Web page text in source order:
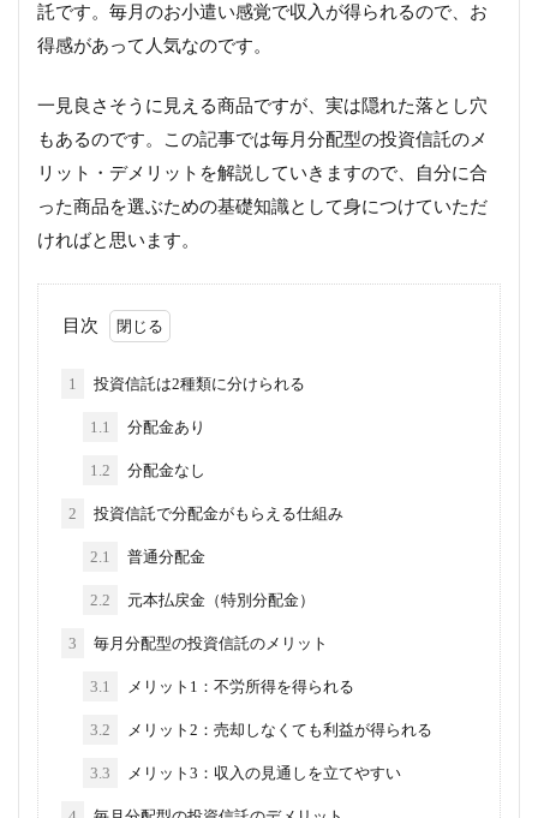
託です。毎月のお小遣い感覚で収入が得られるので、お
得感があって人気なのです。
一見良さそうに見える商品ですが、実は隠れた落とし穴
もあるのです。この記事では毎月分配型の投資信託のメ
リット・デメリットを解説していきますので、自分に合
った商品を選ぶための基礎知識として身につけていただ
ければと思います。
目次
1 投資信託は2種類に分けられる
1.1 分配金あり
1.2 分配金なし
2 投資信託で分配金がもらえる仕組み
2.1 普通分配金
2.2 元本払戻金（特別分配金）
3 毎月分配型の投資信託のメリット
3.1 メリット1：不労所得を得られる
3.2 メリット2：売却しなくても利益が得られる
3.3 メリット3：収入の見通しを立てやすい